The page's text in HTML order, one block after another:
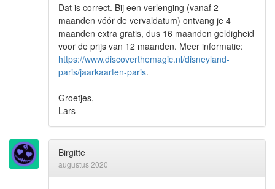
Dat is correct. Bij een verlenging (vanaf 2
maanden vóór de vervaldatum) ontvang je 4
maanden extra gratis, dus 16 maanden geldigheid
voor de prijs van 12 maanden. Meer informatie:
https://www.discoverthemagic.nl/disneyland-
paris/jaarkaarten-paris.
Groetjes,
Lars
Birgitte
augustus 2020